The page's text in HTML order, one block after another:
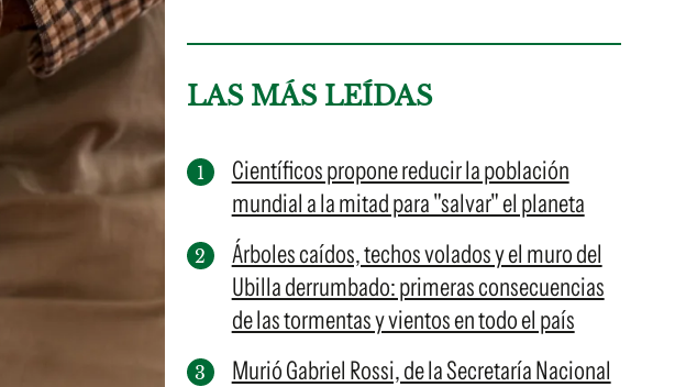
LAS MÁS LEÍDAS
Científicos propone reducir la población
mundial a la mitad para "salvar" el planeta
Árboles caídos, techos volados y el muro del
Ubilla derrumbado: primeras consecuencias
de las tormentas y vientos en todo el país
Murió Gabriel Rossi, de la Secretaría Nacional